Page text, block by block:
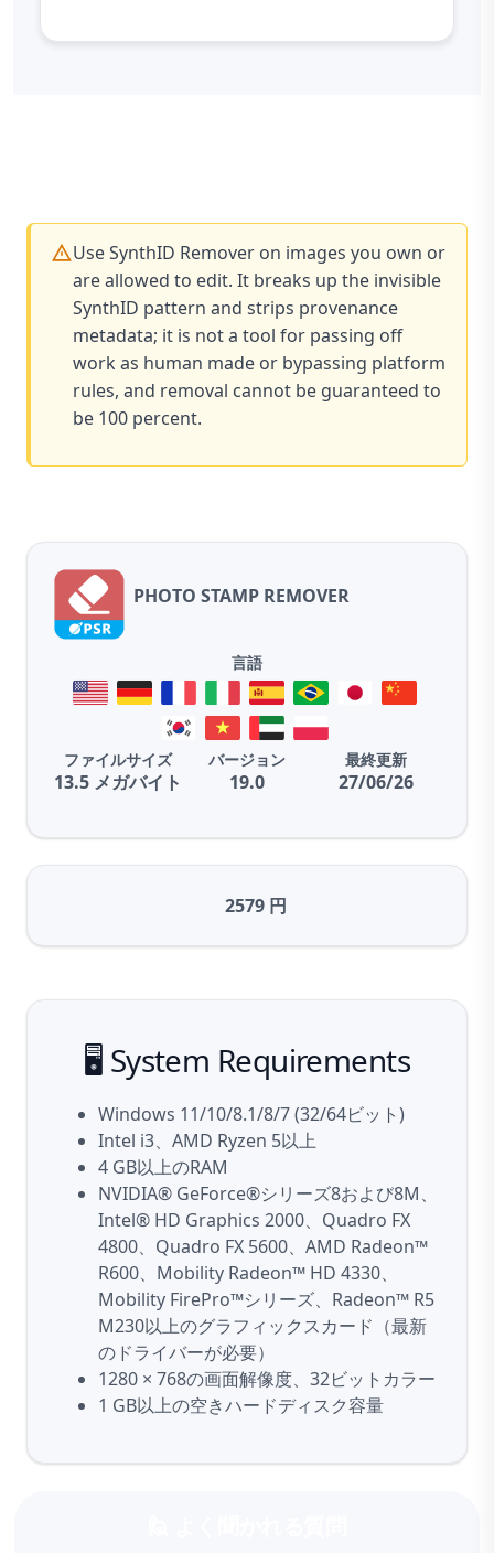
Use SynthID Remover on images you own or
are allowed to edit. It breaks up the invisible
SynthID pattern and strips provenance
metadata; it is not a tool for passing off
work as human made or bypassing platform
rules, and removal cannot be guaranteed to
be 100 percent.
PHOTO STAMP REMOVER
言語
ファイルサイズ
13.5 メガバイト
バージョン
19.0
最終更新
27/06/26
2579 円
🖥️ System Requirements
Windows 11/10/8.1/8/7 (32/64ビット)
Intel i3、AMD Ryzen 5以上
4 GB以上のRAM
NVIDIA® GeForce®シリーズ8および8M、
Intel® HD Graphics 2000、Quadro FX
4800、Quadro FX 5600、AMD Radeon™
R600、Mobility Radeon™ HD 4330、
Mobility FirePro™シリーズ、Radeon™ R5
M230以上のグラフィックスカード（最新
のドライバーが必要）
1280 × 768の画面解像度、32ビットカラー
1 GB以上の空きハードディスク容量